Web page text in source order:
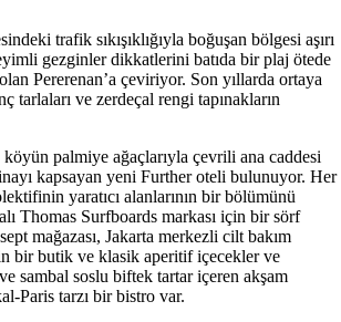
trafik sıkışıklığıyla boğuşan bölgesi aşırı
gezginler dikkatlerini batıda bir plaj ötede
Pererenan’a çeviriyor. Son yıllarda ortaya
tarlaları ve zerdeçal rengi tapınakların
köyün palmiye ağaçlarıyla çevrili ana caddesi
kapsayan yeni Further oteli bulunuyor. Her
yaratıcı alanlarının bir bölümünü
Thomas Surfboards markası için bir sörf
mağazası, Jakarta merkezli cilt bakım
bir butik ve klasik aperitif içecekler ve
sambal soslu biftek tartar içeren akşam
Paris tarzı bir bistro var.